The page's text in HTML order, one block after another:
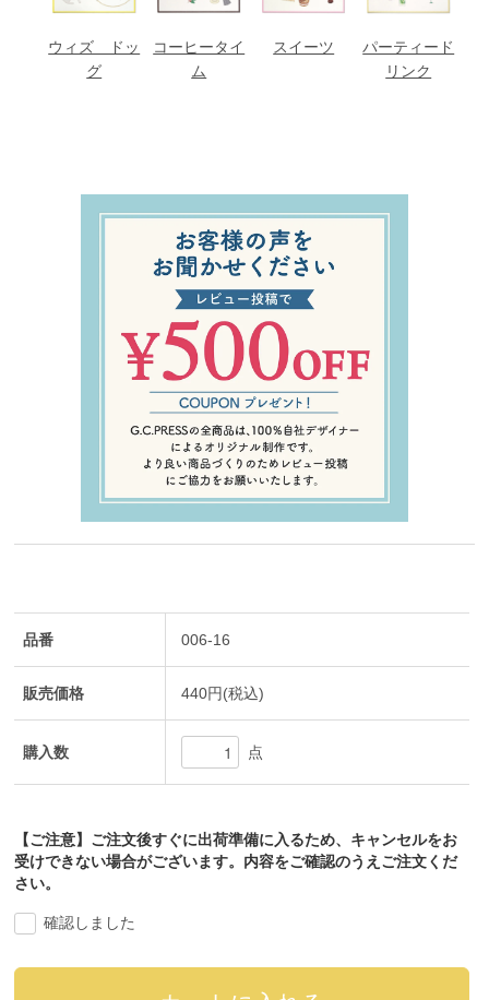
ウィズ ドッ
グ
コーヒータイ
ム
スイーツ
パーティード
リンク
品番 006-16
販売価格 440円(税込)
購入数 点
【ご注意】ご注文後すぐに出荷準備に入るため、キャンセルをお
受けできない場合がございます。内容をご確認のうえご注文くだ
さい。
確認しました